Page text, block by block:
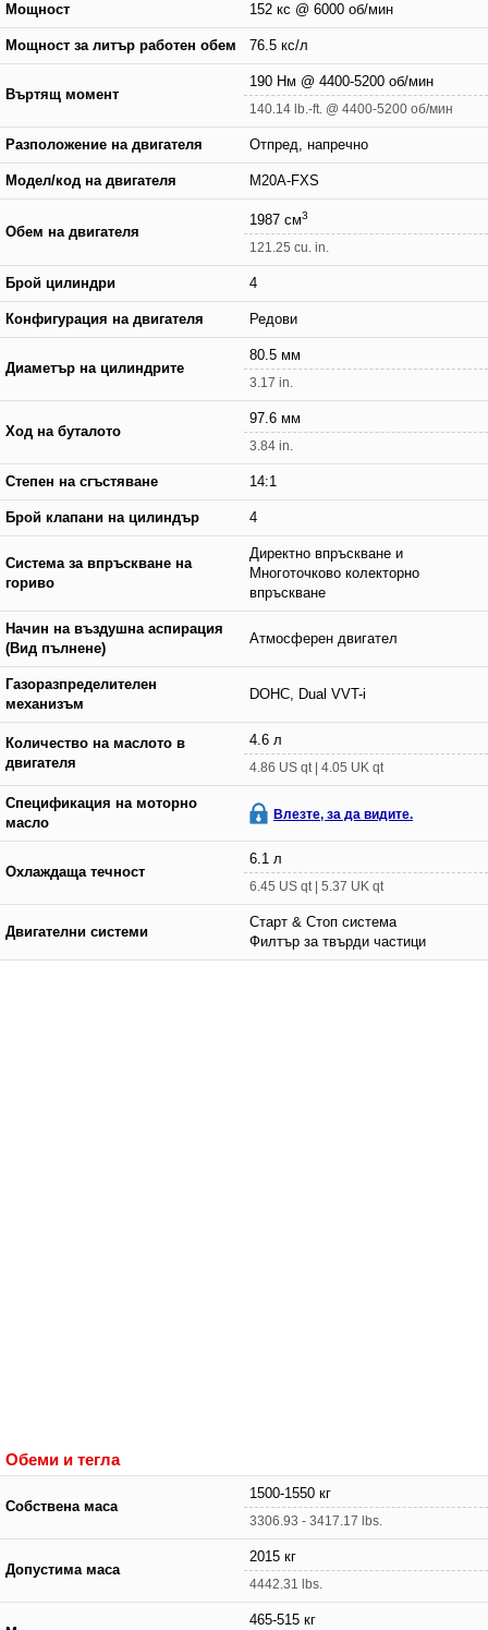
Мощност 152 кс @ 6000 об/мин
Мощност за литър работен обем 76.5 кс/л
Въртящ момент
190 Нм @ 4400-5200 об/мин
140.14 lb.-ft. @ 4400-5200 об/мин
Разположение на двигателя Отпред, напречно
Модел/код на двигателя M20A-FXS
Обем на двигателя
1987 см3
121.25 cu. in.
Брой цилиндри 4
Конфигурация на двигателя Редови
Диаметър на цилиндрите
80.5 мм
3.17 in.
Ход на буталото
97.6 мм
3.84 in.
Степен на сгъстяване 14:1
Брой клапани на цилиндър 4
Система за впръскване на
гориво
Директно впръскване и
Многоточково колекторно
впръскване
Начин на въздушна аспирация
(Вид пълнене)
Атмосферен двигател
Газоразпределителен
механизъм
DOHC, Dual VVT-i
Количество на маслото в
двигателя
4.6 л
4.86 US qt | 4.05 UK qt
Спецификация на моторно
масло
Влезте, за да видите.
Охлаждаща течност
6.1 л
6.45 US qt | 5.37 UK qt
Двигателни системи
Старт & Стоп система
Филтър за твърди частици
Обеми и тегла
Собствена маса
1500-1550 кг
3306.93 - 3417.17 lbs.
Допустима маса
2015 кг
4442.31 lbs.
465-515 кг